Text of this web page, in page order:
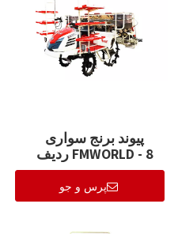
پیوند برنج سواری
FMWORLD - 8 ردیف
(2ZGF-8G)
پرس و جو